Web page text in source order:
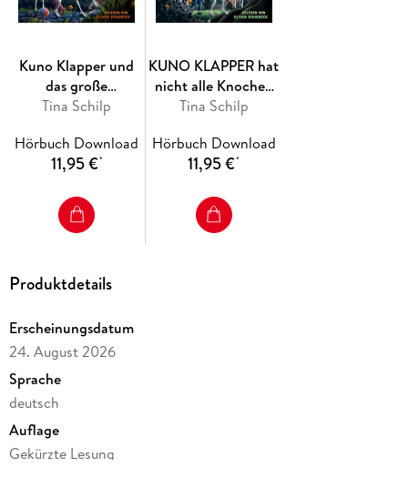
Kuno Klapper und
das große
Geistertreffen
Tina Schilp
Hörbuch Download
11,95 €*
KUNO KLAPPER hat
nicht alle Knochen
beisammen
Tina Schilp
Hörbuch Download
11,95 €*
Produktdetails
Erscheinungsdatum
24. August 2026
Sprache
deutsch
Auflage
Gekürzte Lesung